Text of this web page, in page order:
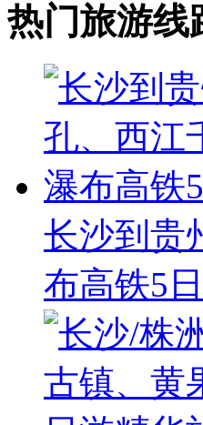
热门旅游线
长沙到贵
布高铁5